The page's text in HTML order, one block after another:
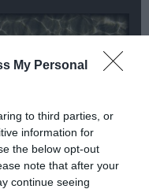
My Personal
to third parties, or
information for
the below opt-out
note that after your
continue seeing
Πλοές – Το
της Εικόνας:
έκθεση στο
Π. & Μ.